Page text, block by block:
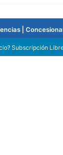
|
Subscripción